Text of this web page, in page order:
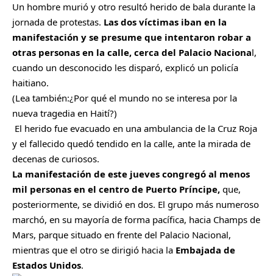
Un hombre murió y otro resultó herido de bala durante la
jornada de protestas. Las dos víctimas iban en la
manifestación y se presume que intentaron robar a
otras personas en la calle, cerca del Palacio Nacional,
cuando un desconocido les disparó, explicó un policía
haitiano.
(Lea también:¿Por qué el mundo no se interesa por la
nueva tragedia en Haití?)
El herido fue evacuado en una ambulancia de la Cruz Roja
y el fallecido quedó tendido en la calle, ante la mirada de
decenas de curiosos.
La manifestación de este jueves congregó al menos
mil personas en el centro de Puerto Príncipe, que,
posteriormente, se dividió en dos. El grupo más numeroso
marchó, en su mayoría de forma pacífica, hacia Champs de
Mars, parque situado en frente del Palacio Nacional,
mientras que el otro se dirigió hacia la Embajada de
Estados Unidos.